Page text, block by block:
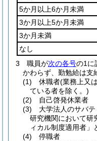
5か月以上6か月未満
3か月以上5か月未満
3か月未満
なし
3
職員が次の各号の1に
かわらず、勤勉給は支
(1)
休職者(業務上又
ている者を除く。)
(2)
自己啓発休業者
(3)
大学法人のサバ
研究機関において研
ィカル制度適用者」
(4)
停職者